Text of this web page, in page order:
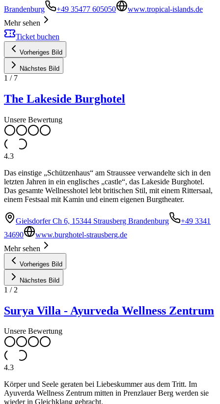
Brandenburg
+49 35477 605050
www.tropical-islands.de
Mehr sehen
Ticket buchen
Vorheriges Bild
Nächstes Bild
1 / 7
The Lakeside Burghotel
Unsere Bewertung
4.3
Das einstige „Schützenhaus“ am Straussee verwandelte sich in den
letzten Jahren in ein englisches „castle“, das Lakeside Burghotel.
Das gesamte Wellnesshotel lebt britischen Stil, mit einem Rittersaal,
einem Festsaal mit Kamin und einem eigenen Burgtheater.
Gielsdorfer Ch 6, 15344 Strausberg Brandenburg
+49 3341
34690
www.burghotel-strausberg.de
Mehr sehen
Vorheriges Bild
Nächstes Bild
1 / 2
Surya Villa - Ayurveda Wellness Zentrum
Unsere Bewertung
4.3
Körper und Seele geraten bei Liebeskummer aus dem Tritt. Im
Ayuverda Wellness Zentrum mitten in Prenzlauer Berg werden sie
wieder in Gleichklang gebracht.